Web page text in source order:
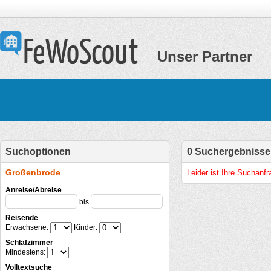
Unser Partner
Suchoptionen
Großenbrode
Anreise/Abreise
bis
Reisende
Erwachsene:
Kinder:
Schlafzimmer
Mindestens:
Volltextsuche
0 Suchergebnisse
Leider ist Ihre